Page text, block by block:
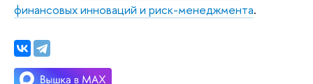
финансовых инноваций и риск-менеджмента.